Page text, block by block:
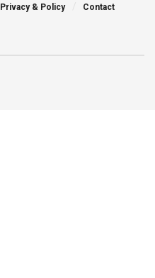
Privacy & Policy Contact